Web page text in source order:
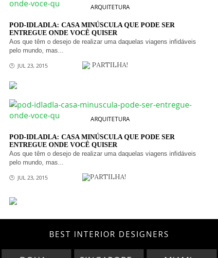
ARQUITETURA
POD-IDLADLA: CASA MINÚSCULA QUE PODE SER
ENTREGUE ONDE VOCÊ QUISER
Aos que têm o desejo de realizar uma daquelas viagens infidáveis
pelo mundo, mas...
🕐 JUL 23, 2015 PARTILHA!
ARQUITETURA
POD-IDLADLA: CASA MINÚSCULA QUE PODE SER
ENTREGUE ONDE VOCÊ QUISER
Aos que têm o desejo de realizar uma daquelas viagens infidáveis
pelo mundo, mas...
🕐 JUL 23, 2015 PARTILHA!
BEST INTERIOR DESIGNERS